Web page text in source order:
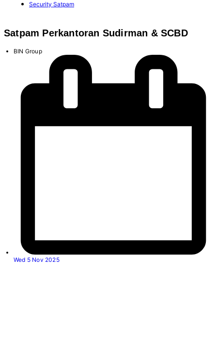
Security Satpam
Satpam Perkantoran Sudirman & SCBD
BIN Group
Wed 5 Nov 2025